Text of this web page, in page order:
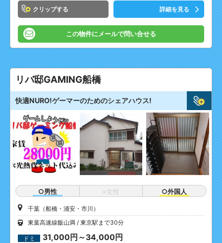
クリップ 詳細を見る
この物件にメールで問い合せる
リバ邸GAMING船橋
快適NURO!ゲーマーのためのシェアハウス!
○男性 ×女性 ○外国人
千葉（船橋・浦安・市川）
東葉高速線飯山満
東京駅まで30分
ドミ 31,000円～34,000円